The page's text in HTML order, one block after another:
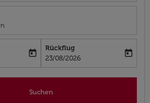
date-aria-label
today
Rückflug
fc-booking-return-date-aria-label
23/08/2026
today
Suchen